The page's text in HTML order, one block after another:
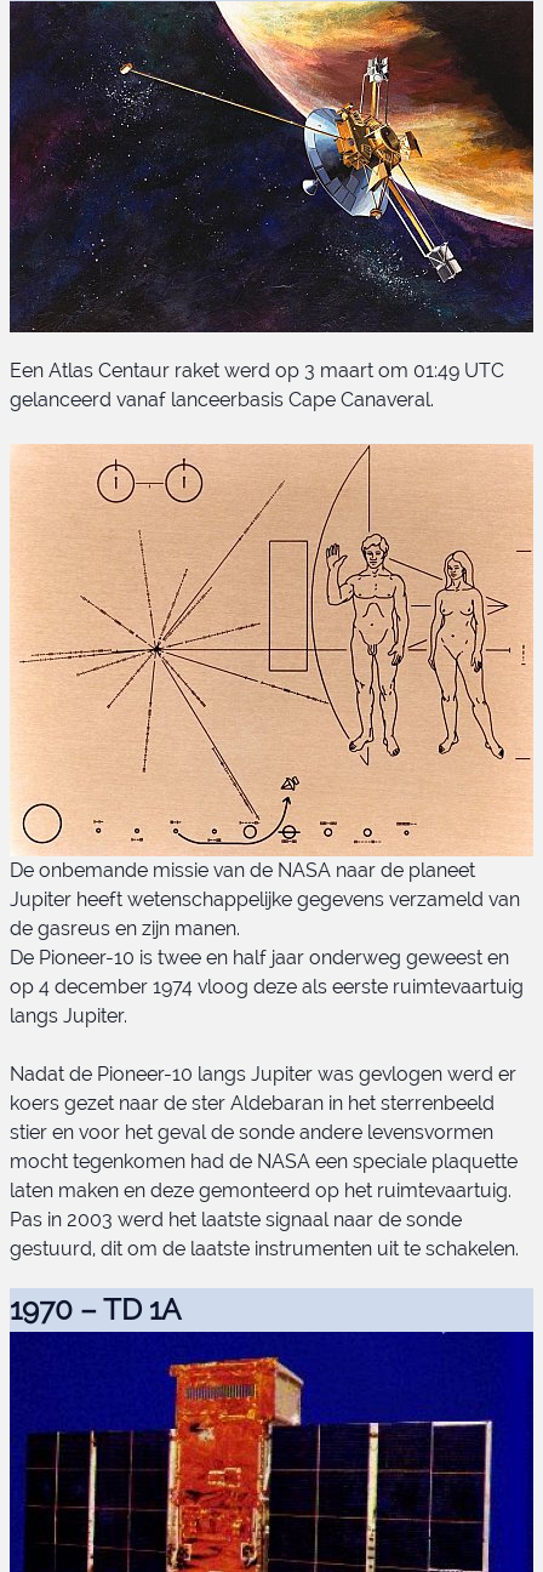
Pioneer 10
Een Atlas Centaur raket werd op 3 maart om 01:49 UTC
gelanceerd vanaf lanceerbasis Cape Canaveral.
Pioneer 10 plaquette
De onbemande missie van de NASA naar de planeet
Jupiter heeft wetenschappelijke gegevens verzameld van
de gasreus en zijn manen.
De Pioneer-10 is twee en half jaar onderweg geweest en
op 4 december 1974 vloog deze als eerste ruimtevaartuig
langs Jupiter.
Nadat de Pioneer-10 langs Jupiter was gevlogen werd er
koers gezet naar de ster Aldebaran in het sterrenbeeld
stier en voor het geval de sonde andere levensvormen
mocht tegenkomen had de NASA een speciale plaquette
laten maken en deze gemonteerd op het ruimtevaartuig.
Pas in 2003 werd het laatste signaal naar de sonde
gestuurd, dit om de laatste instrumenten uit te schakelen.
1970 – TD 1A